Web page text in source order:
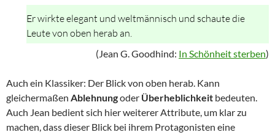
Er wirkte elegant und weltmännisch und schaute die
Leute von oben herab an.
(Jean G. Goodhind: In Schönheit sterben)
Auch ein Klassiker: Der Blick von oben herab. Kann
gleichermaßen Ablehnungoder Überheblichkeit bedeuten.
Auch Jean bedient sich hier weiterer Attribute, um klar zu
machen, dass dieser Blick bei ihrem Protagonisten eine